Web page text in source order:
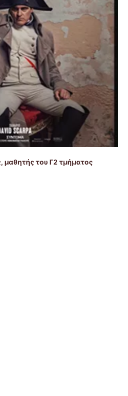
μαθητής του Γ2 τμήματος